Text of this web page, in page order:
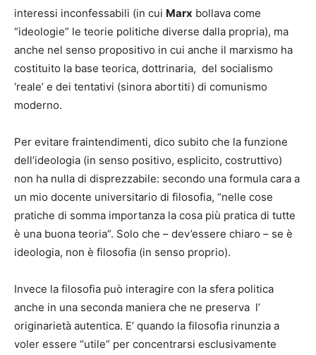
interessi inconfessabili (in cui Marx bollava come
“ideologie” le teorie politiche diverse dalla propria), ma
anche nel senso propositivo in cui anche il marxismo ha
costituito la base teorica, dottrinaria, del socialismo
‘reale’ e dei tentativi (sinora abortiti) di comunismo
moderno.
Per evitare fraintendimenti, dico subito che la funzione
dell’ideologia (in senso positivo, esplicito, costruttivo)
non ha nulla di disprezzabile: secondo una formula cara a
un mio docente universitario di filosofia, “nelle cose
pratiche di somma importanza la cosa più pratica di tutte
è una buona teoria”. Solo che – dev’essere chiaro – se è
ideologia, non è filosofia (in senso proprio).
Invece la filosofia può interagire con la sfera politica
anche in una seconda maniera che ne preserva l’
originarietà autentica. E’ quando la filosofia rinunzia a
voler essere “utile” per concentrarsi esclusivamente